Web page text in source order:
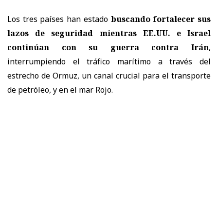
Los tres países han estado buscando fortalecer sus
lazos de seguridad mientras EE.UU. e Israel
continúan con su guerra contra Irán,
interrumpiendo el tráfico marítimo a través del
estrecho de Ormuz, un canal crucial para el transporte
de petróleo, y en el mar Rojo.